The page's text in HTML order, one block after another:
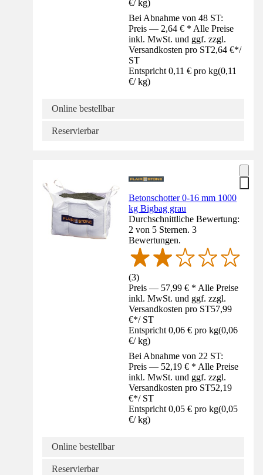
€/ kg)
Bei Abnahme von 48 ST:
Preis — 2,64 € * Alle Preise
inkl. MwSt. und ggf. zzgl.
Versandkosten pro ST2,64 €*/
ST
Entspricht 0,11 € pro kg(0,11
€/ kg)
Online bestellbar
Reservierbar
Betonschotter 0-16 mm 1000
kg Bigbag grau
Durchschnittliche Bewertung:
2 von 5 Sternen. 3
Bewertungen.
(3)
Preis — 57,99 € * Alle Preise
inkl. MwSt. und ggf. zzgl.
Versandkosten pro ST57,99
€*/ ST
Entspricht 0,06 € pro kg(0,06
€/ kg)
Bei Abnahme von 22 ST:
Preis — 52,19 € * Alle Preise
inkl. MwSt. und ggf. zzgl.
Versandkosten pro ST52,19
€*/ ST
Entspricht 0,05 € pro kg(0,05
€/ kg)
Online bestellbar
Reservierbar